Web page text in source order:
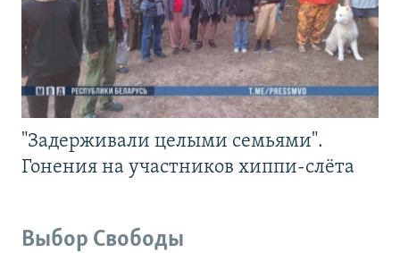
"Задерживали целыми семьями".
Гонения на участников хиппи-слёта
Выбор Свободы